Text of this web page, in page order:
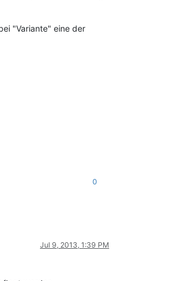
"Variante" eine der
0
Jul 9, 2013, 1:39 PM